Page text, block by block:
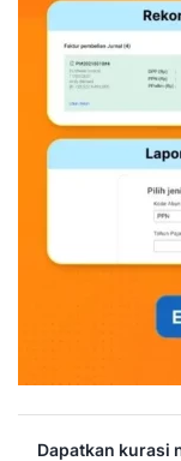
Dapatkan kurasi